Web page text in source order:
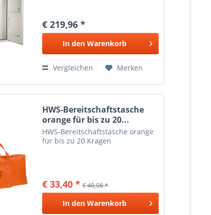
€ 219,96 *
In den Warenkorb
Vergleichen Merken
HWS-Bereitschaftstasche
orange für bis zu 20...
HWS-Bereitschaftstasche orange
für bis zu 20 Kragen
€ 33,40 * € 40,08 *
In den Warenkorb